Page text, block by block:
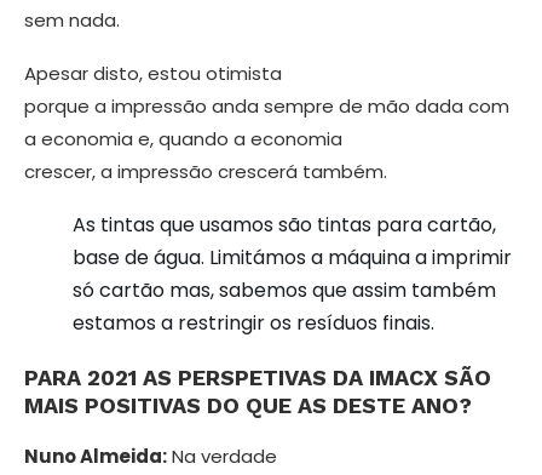
sem nada.
Apesar disto, estou otimista
porque a impressão anda sempre de mão dada com
a economia e, quando a economia
crescer, a impressão crescerá também.
As tintas que usamos são tintas para cartão,
base de água. Limitámos a máquina a imprimir
só cartão mas, sabemos que assim também
estamos a restringir os resíduos finais.
PARA 2021 AS PERSPETIVAS DA IMA­CX SÃO
MAIS POSITIVAS DO QUE AS DESTE ANO?
Nuno Almeida:Na verdade